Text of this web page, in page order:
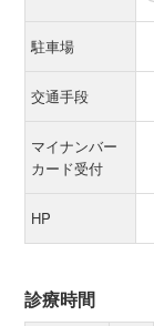
駐車場
交通手段
マイナンバー
カード受付
HP
診療時間